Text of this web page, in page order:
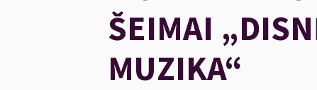
ŠEIMAI
MUZIKA“